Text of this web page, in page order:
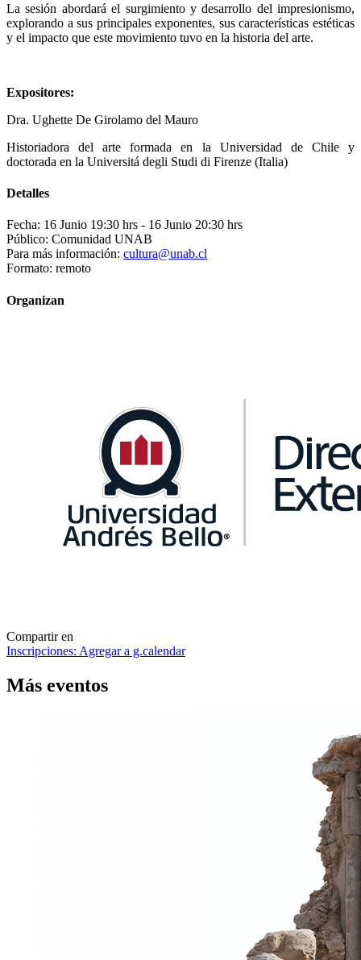
La sesión abordará el surgimiento y desarrollo del impresionismo,
explorando a sus principales exponentes, sus características estéticas
y el impacto que este movimiento tuvo en la historia del arte.
Expositores:
Dra. Ughette De Girolamo del Mauro
Historiadora del arte formada en la Universidad de Chile y
doctorada en la Universitá degli Studi di Firenze (Italia)
Detalles
Fecha: 16 Junio 19:30 hrs - 16 Junio 20:30 hrs
Público: Comunidad UNAB
Para más información: cultura@unab.cl
Formato: remoto
Organizan
Compartir en
Inscripciones: Agregar a g.calendar
Más eventos